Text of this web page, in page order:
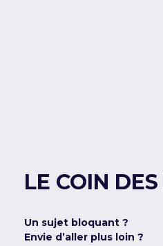
LE COIN
Un sujet bloquant ?
Envie d’aller plus loin ?